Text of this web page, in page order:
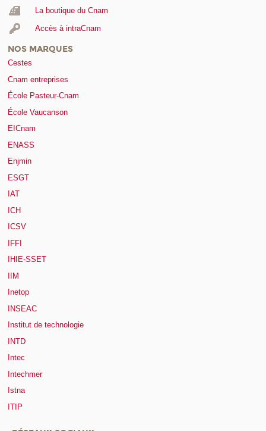
La boutique du Cnam
Accès à intraCnam
NOS MARQUES
Cestes
Cnam entreprises
École Pasteur-Cnam
École Vaucanson
EICnam
ENASS
Enjmin
ESGT
IAT
ICH
ICSV
IFFI
IHIE-SSET
IIM
Inetop
INSEAC
Institut de technologie
INTD
Intec
Intechmer
Istna
ITIP